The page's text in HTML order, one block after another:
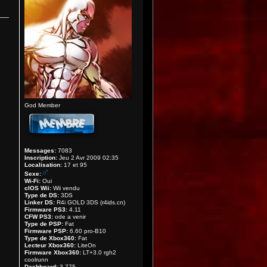
God Member
Messages: 7083
Inscription: Jeu 2 Avr 2009 02:35
Localisation: 17 et 95
Sexe:
Wi-Fi: Oui
cIOS Wii: Wii vendu
Type de DS: 3DS
Linker DS: R4i GOLD 3DS (r4ids.cn)
Firmware PS3: 4.11
CFW PS3: ode a venir
Type de PSP: Fat
Firmware PSP: 6.60 pro-B10
Type de Xbox360: Fat
Lecteur Xbox360: LiteOn
Firmware Xbox360: LT+3.0 rgh2
coolrunn